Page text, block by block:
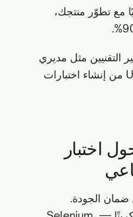
مع تطوّر منتجك،
التقنيين مثل مديري
المنتجات ومصممي UX من إنشاء اختبارات
اختبار
ضمان الجودة.